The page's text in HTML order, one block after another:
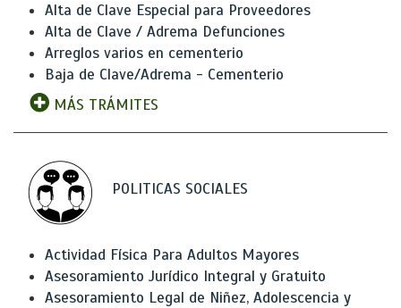
Alta de Clave Especial para Proveedores
Alta de Clave / Adrema Defunciones
Arreglos varios en cementerio
Baja de Clave/Adrema - Cementerio
MÁS TRÁMITES
POLITICAS SOCIALES
Actividad Física Para Adultos Mayores
Asesoramiento Jurídico Integral y Gratuito
Asesoramiento Legal de Niñez, Adolescencia y